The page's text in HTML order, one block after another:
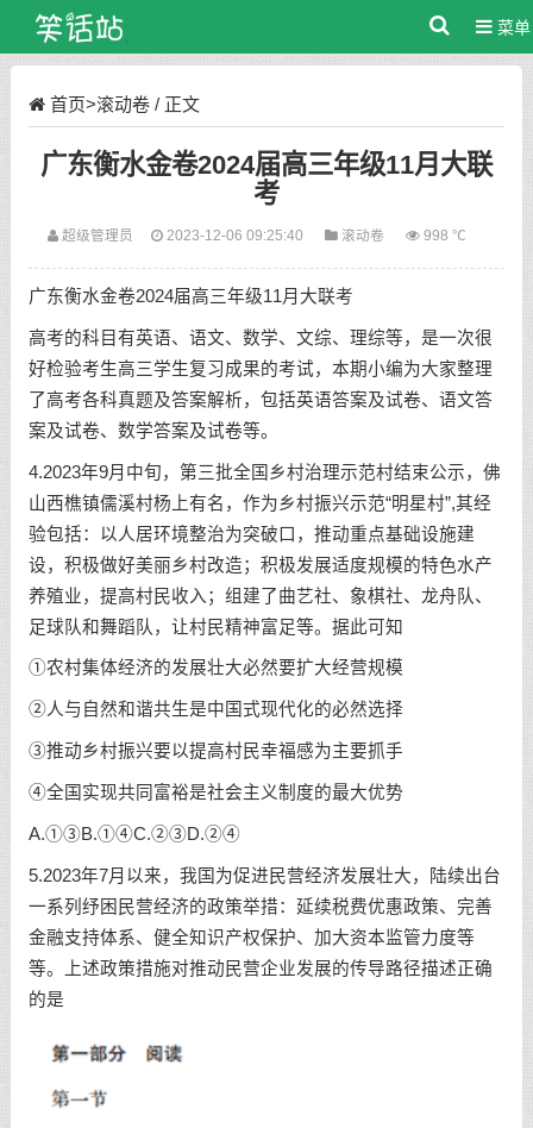
菜单
首页>滚动卷/ 正文
广东衡水金卷2024届高三年级11月大联
考
超级管理员 2023-12-06 09:25:40 滚动卷 998 ℃
广东衡水金卷2024届高三年级11月大联考
高考的科目有英语、语文、数学、文综、理综等，是一次很
好检验考生高三学生复习成果的考试，本期小编为大家整理
了高考各科真题及答案解析，包括英语答案及试卷、语文答
案及试卷、数学答案及试卷等。
4.2023年9月中旬，第三批全国乡村治理示范村结束公示，佛
山西樵镇儒溪村杨上有名，作为乡村振兴示范“明星村”,其经
验包括：以人居环境整治为突破口，推动重点基础设施建
设，积极做好美丽乡村改造；积极发展适度规模的特色水产
养殖业，提高村民收入；组建了曲艺社、象棋社、龙舟队、
足球队和舞蹈队，让村民精神富足等。据此可知
①农村集体经济的发展壮大必然要扩大经营规模
②人与自然和谐共生是中国式现代化的必然选择
③推动乡村振兴要以提高村民幸福感为主要抓手
④全国实现共同富裕是社会主义制度的最大优势
A.①③B.①④C.②③D.②④
5.2023年7月以来，我国为促进民营经济发展壮大，陆续出台
一系列纾困民营经济的政策举措：延续税费优惠政策、完善
金融支持体系、健全知识产权保护、加大资本监管力度等
等。上述政策措施对推动民营企业发展的传导路径描述正确
的是